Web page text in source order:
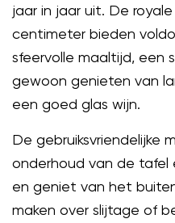
jaar in jaar uit. De
centimeter bieden
sfeervolle maaltijd, een
gewoon genieten van
een goed glas wijn.
De gebruiksvriendelijke
onderhoud van de
en geniet van het
maken over slijtage of